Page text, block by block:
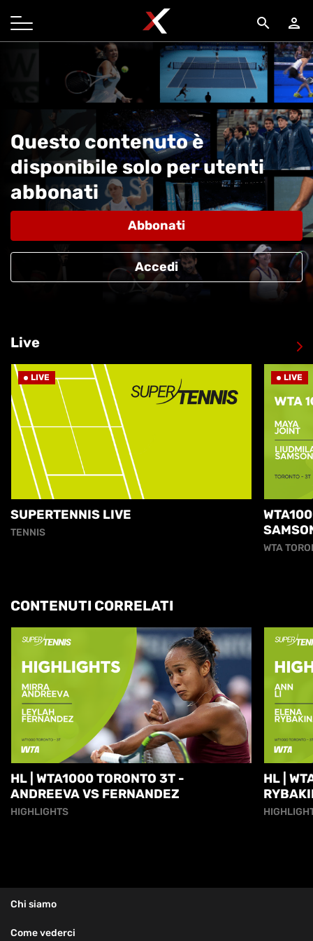
search person
Questo contenuto è
disponibile solo per utenti
abbonati
Abbonati
Accedi
Live
LIVE
SUPERTENNIS LIVE
TENNIS
LIVE
WTA
CONTENUTI CORRELATI
HL | WTA1000 TORONTO 3T -
ANDREEVA VS FERNANDEZ
HIGHLIGHTS
HL |
Chi siamo
Come vederci